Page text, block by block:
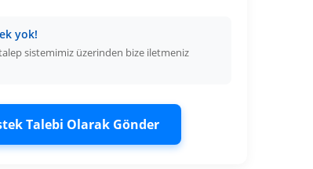
yok!
sistemimiz üzerinden bize iletmeniz
Talebi Olarak Gönder
Ürünleri